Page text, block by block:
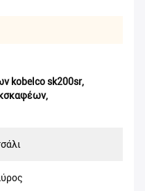
kobelco sk200sr,
,